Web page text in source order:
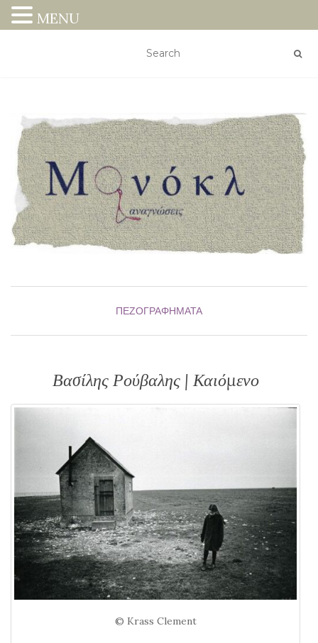
ΠΕΖΟΓΡΑΦΉΜΑΤΑ
Βασίλης Ρούβαλης | Καιόμενο
© Krass Clement
MENU